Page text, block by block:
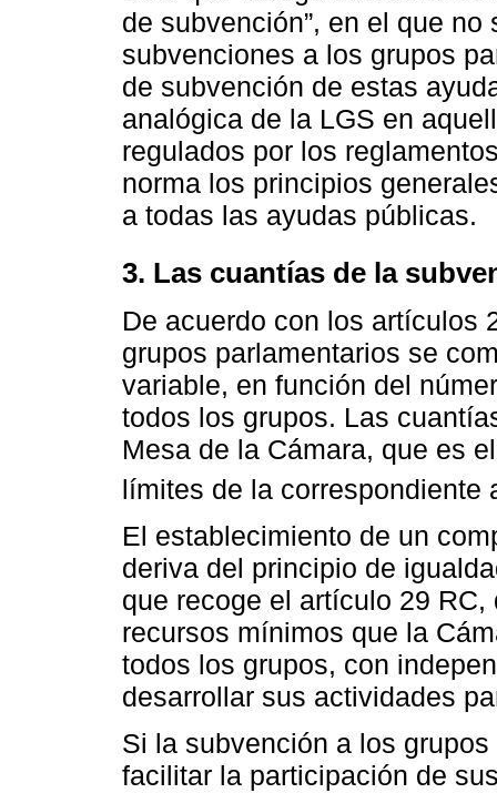
de subvención”, en el que
subvenciones a los grupos
de subvención de estas
analógica de la LGS en
regulados por los
norma los principios
a todas las ayudas públicas.
3. Las cuantías de la
De acuerdo con los artículos
grupos parlamentarios se
variable, en función del
todos los grupos. Las
Mesa de la Cámara, que es
límites de la correspondiente
El establecimiento de un
deriva del principio de
que recoge el artículo 29
recursos mínimos que la
todos los grupos, con
desarrollar sus actividades
Si la subvención a los
facilitar la participación de